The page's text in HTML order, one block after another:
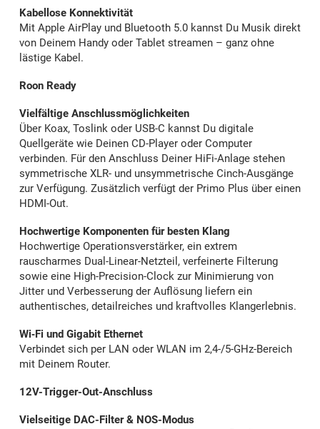
Kabellose Konnektivität
Mit Apple AirPlay und Bluetooth 5.0 kannst Du Musik direkt
von Deinem Handy oder Tablet streamen – ganz ohne
lästige Kabel.
Roon Ready
Vielfältige Anschlussmöglichkeiten
Über Koax, Toslink oder USB-C kannst Du digitale
Quellgeräte wie Deinen CD-Player oder Computer
verbinden. Für den Anschluss Deiner HiFi-Anlage stehen
symmetrische XLR- und unsymmetrische Cinch-Ausgänge
zur Verfügung. Zusätzlich verfügt der Primo Plus über einen
HDMI-Out.
Hochwertige Komponenten für besten Klang
Hochwertige Operationsverstärker, ein extrem
rauscharmes Dual-Linear-Netzteil, verfeinerte Filterung
sowie eine High-Precision-Clock zur Minimierung von
Jitter und Verbesserung der Auflösung liefern ein
authentisches, detailreiches und kraftvolles Klangerlebnis.
Wi‑Fi und Gigabit Ethernet
Verbindet sich per LAN oder WLAN im 2,4-/5-GHz-Bereich
mit Deinem Router.
12V-Trigger-Out-Anschluss
Vielseitige DAC-Filter & NOS-Modus